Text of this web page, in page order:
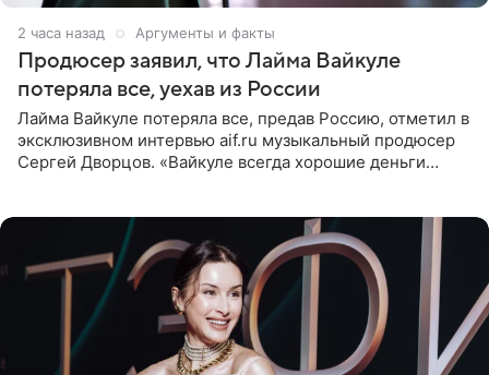
2 часа назад Аргументы и факты
Продюсер заявил, что Лайма Вайкуле
потеряла все, уехав из России
Лайма Вайкуле потеряла все, предав Россию, отметил в
эксклюзивном интервью aif.ru музыкальный продюсер
Сергей Дворцов. «Вайкуле всегда хорошие деньги